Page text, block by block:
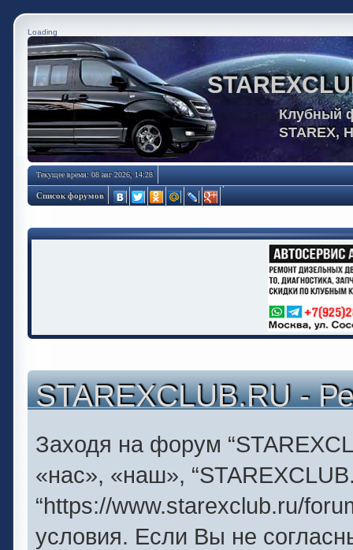
Loading
Клубный
STAREX,
Текущее время: 08 авг 2026, 14:28
Список форумов
STAREXCLUB.RU -
Заходя на форум
«нас», «наш»,
“https://www.starexclub.ru/
условия. Если Вы не